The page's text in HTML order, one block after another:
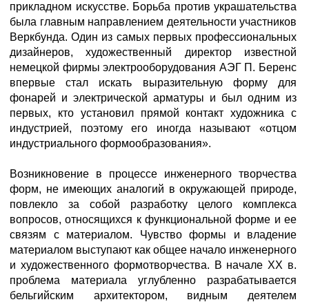
прикладном искусстве. Борьба против украшательства
была главным направлением деятельности участников
Веркбунда. Один из самых первых профессиональных
дизайнеров, художественный директор известной
немецкой фирмы электрооборудования АЭГ П. Беренс
впервые стал искать выразительную форму для
фонарей и электрической арматуры и был одним из
первых, кто установил прямой контакт художника с
индустрией, поэтому его иногда называют «отцом
индустриального формообразования».
Возникновение в процессе инженерного творчества
форм, не имеющих аналогий в окружающей природе,
повлекло за собой разработку целого комплекса
вопросов, относящихся к функциональной форме и ее
связям с материалом. Чувство формы и владение
материалом выступают как общее начало инженерного
и художественного формотворчества. В начале XX в.
проблема материала углубленно разрабатывается
бельгийским архитектором, видным деятелем